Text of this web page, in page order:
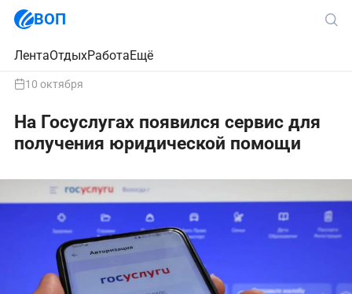
ВОП
ЛентаОтдыхРаботаЕщё
10 октября
На Госуслугах появился сервис для
получения юридической помощи